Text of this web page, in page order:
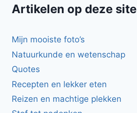
Artikelen op deze site
Mijn mooiste foto’s
Natuurkunde en wetenschap
Quotes
Recepten en lekker eten
Reizen en machtige plekken